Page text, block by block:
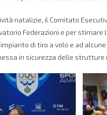
natalizie, il Comitato
Federazioni e per
di tiro a volo e ad
in sicurezza delle